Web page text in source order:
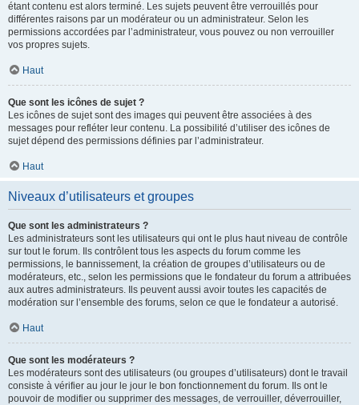
étant contenu est alors terminé. Les sujets peuvent être verrouillés pour
différentes raisons par un modérateur ou un administrateur. Selon les
permissions accordées par l’administrateur, vous pouvez ou non verrouiller
vos propres sujets.
Haut
Que sont les icônes de sujet ?
Les icônes de sujet sont des images qui peuvent être associées à des
messages pour refléter leur contenu. La possibilité d’utiliser des icônes de
sujet dépend des permissions définies par l’administrateur.
Haut
Niveaux d’utilisateurs et groupes
Que sont les administrateurs ?
Les administrateurs sont les utilisateurs qui ont le plus haut niveau de contrôle
sur tout le forum. Ils contrôlent tous les aspects du forum comme les
permissions, le bannissement, la création de groupes d’utilisateurs ou de
modérateurs, etc., selon les permissions que le fondateur du forum a attribuées
aux autres administrateurs. Ils peuvent aussi avoir toutes les capacités de
modération sur l’ensemble des forums, selon ce que le fondateur a autorisé.
Haut
Que sont les modérateurs ?
Les modérateurs sont des utilisateurs (ou groupes d’utilisateurs) dont le travail
consiste à vérifier au jour le jour le bon fonctionnement du forum. Ils ont le
pouvoir de modifier ou supprimer des messages, de verrouiller, déverrouiller,